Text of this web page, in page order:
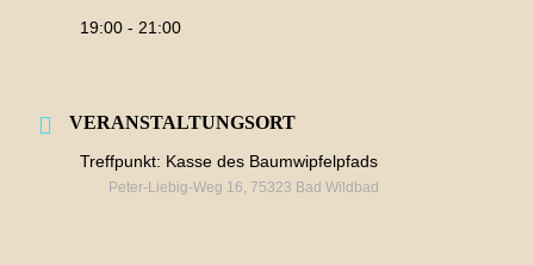
19:00 - 21:00
VERANSTALTUNGSORT
Treffpunkt: Kasse des Baumwipfelpfads
Peter-Liebig-Weg 16, 75323 Bad Wildbad